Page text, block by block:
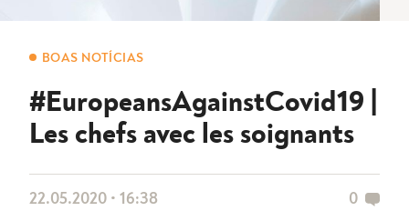
BOAS NOTÍCIAS
#EuropeansAgainstCovid19 |
Les chefs avec les soignants
22.05.2020 • 16:38 0